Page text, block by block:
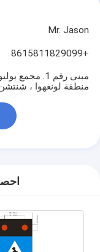
Mr. Jason
+8615811829099
مبنى رقم 1.
منطقة لونغهوا ،